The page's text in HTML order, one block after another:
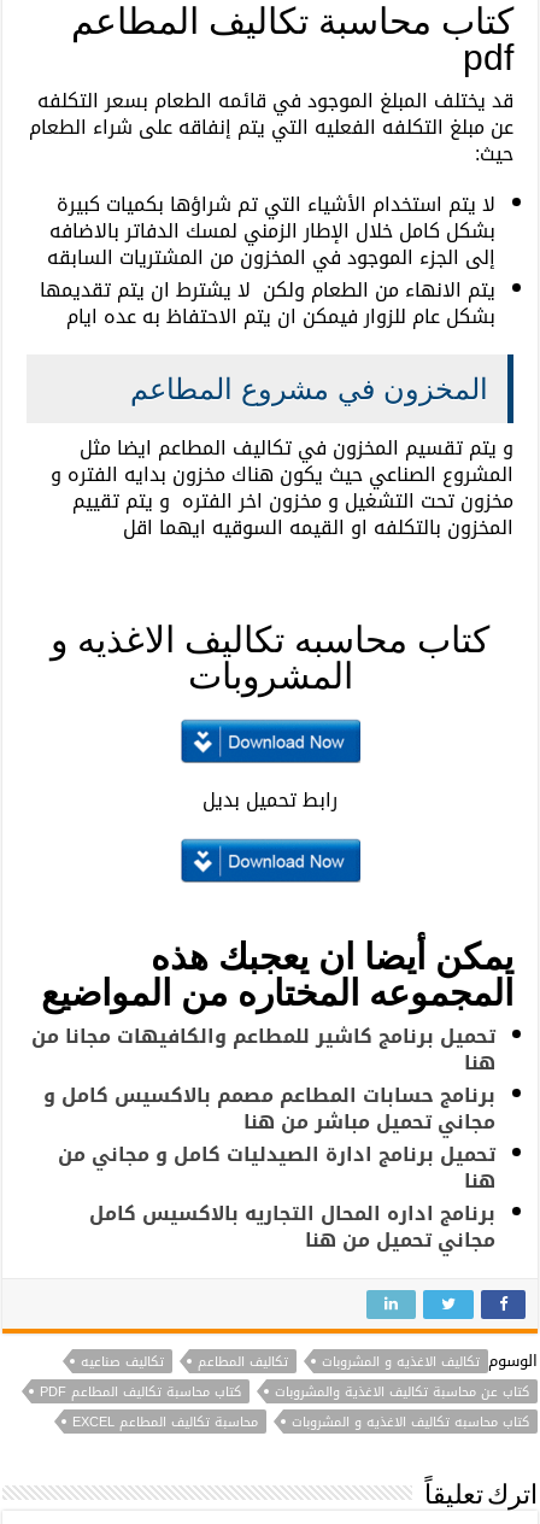
كتاب محاسبة تكاليف المطاعم
pdf
قد يختلف المبلغ الموجود في قائمه الطعام بسعر التكلفه
عن مبلغ التكلفه الفعليه التي يتم إنفاقه على شراء الطعام
حيث:
لا يتم استخدام الأشياء التي تم شراؤها بكميات كبيرة
بشكل كامل خلال الإطار الزمني لمسك الدفاتر بالاضافه
إلى الجزء الموجود في المخزون من المشتريات السابقه
يتم الانهاء من الطعام ولكن لا يشترط ان يتم تقديمها
بشكل عام للزوار فيمكن ان يتم الاحتفاظ به عده ايام
المخزون في مشروع المطاعم
و يتم تقسيم المخزون في تكاليف المطاعم ايضا مثل
المشروع الصناعي حيث يكون هناك مخزون بدايه الفتره و
مخزون تحت التشغيل و مخزون اخر الفتره و يتم تقييم
المخزون بالتكلفه او القيمه السوقيه ايهما اقل
كتاب محاسبه تكاليف الاغذيه و
المشروبات
رابط تحميل بديل
يمكن أيضا ان يعجبك هذه
المجموعه المختاره من المواضيع
تحميل برنامج كاشير للمطاعم والكافيهات مجانا من
هنا
برنامج حسابات المطاعم مصمم بالاكسيس كامل و
مجاني تحميل مباشر من هنا
تحميل برنامج ادارة الصيدليات كامل و مجاني من
هنا
برنامج اداره المحال التجاريه بالاكسيس كامل
مجاني تحميل من هنا
الوسوم تكاليف الاغذيه و المشروبات تكاليف المطاعم
تكاليف صناعيه
كتاب عن محاسبة تكاليف الاغذية والمشروبات
كتاب محاسبة تكاليف المطاعم PDF
كتاب محاسبه تكاليف الاغذيه و المشروبات
محاسبة تكاليف المطاعم EXCEL
اترك تعليقاً